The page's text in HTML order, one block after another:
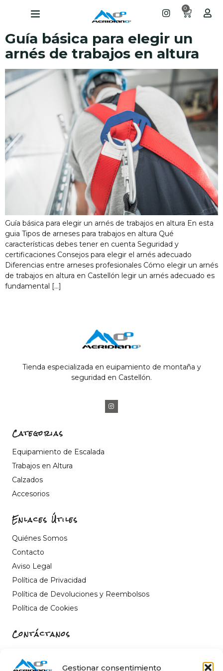
Gestionar consentimiento
0
Guía básica para elegir un
arnés de trabajos en altura
Guía básica para elegir un arnés de trabajos en altura En esta
guia Tipos de arneses para trabajos en altura Qué
características debes tener en cuenta Seguridad y
certificaciones Consejos para elegir el arnés adecuado
Diferencias entre arneses profesionales Cómo elegir un arnés
de trabajos en altura en Castellón legir un arnés adecuado es
fundamental […]
Tienda especializada en euipamiento de montaña y
seguridad en Castellón.
Categorias
Equipamiento de Escalada
Trabajos en Altura
Calzados
Accesorios
Enlaces Útiles
Quiénes Somos
Contacto
Aviso Legal
Política de Privacidad
Política de Devoluciones y Reembolsos
Política de Cookies
Contáctanos
Castelló